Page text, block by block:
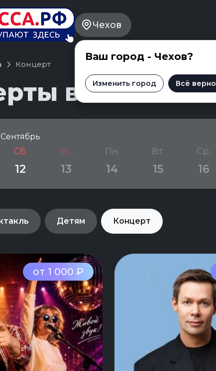
Чехов
Ваш город - Чехов?
Изменить город Всё верно
Концерт
в Чехове
Сентябрь
Сб.
12
Вс.
13
Пн.
14
Вт.
15
Ср.
16
Детям Концерт
от 1 000 ₽